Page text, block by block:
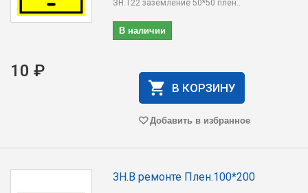
ЗН.T22 заземление 50*50 плен..
В наличии
10 ₽
В КОРЗИНУ
Добавить в избранное
ЗН.В ремонте Плен.100*200